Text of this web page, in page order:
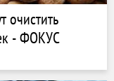
очистить
- ФОКУС